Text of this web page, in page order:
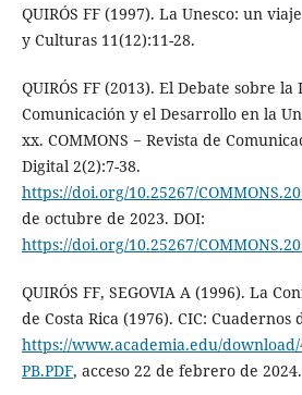
QUIRÓS FF (1997). La Unesco: un
y Culturas 11(12):11-28.
QUIRÓS FF (2013). El Debate sobre
Comunicación y el Desarrollo en la
xx. COMMONS − Revista de
Digital 2(2):7-38.
https://doi.org/10.25267/
de octubre de 2023. DOI:
https://doi.org/10.25267/
QUIRÓS FF, SEGOVIA A (1996). La
de Costa Rica (1976). CIC:
https://www.academia.edu/download/
PB.PDF, acceso 22 de febrero de 2024.